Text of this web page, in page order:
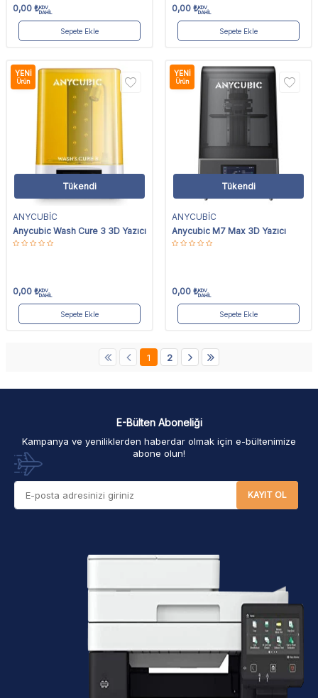
0,00 ₺KDV
DAHİL
Sepete Ekle
0,00 ₺KDV
DAHİL
Sepete Ekle
YENI
Ürün
Tükendi
ANYCUBİC
Anycubic Wash Cure 3 3D Yazıcı
0,00 ₺KDV
DAHİL
Sepete Ekle
YENI
Ürün
Tükendi
ANYCUBİC
Anycubic M7 Max 3D Yazıcı
0,00 ₺KDV
DAHİL
Sepete Ekle
1 2
E-Bülten Aboneliği
Kampanya ve yeniliklerden haberdar olmak için e-bültenimize
abone olun!
KAYIT OL